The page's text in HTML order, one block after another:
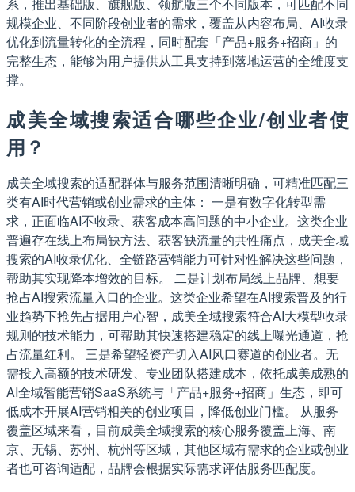
规模企业、不同阶段创业者的需求，覆盖从内容布局、AI收录
优化到流量转化的全流程，同时配套「产品+服务+招商」的
完整生态，能够为用户提供从工具支持到落地运营的全维度支
撑。
成美全域搜索适合哪些企业/创业者使
用？
成美全域搜索的适配群体与服务范围清晰明确，可精准匹配三
类有AI时代营销或创业需求的主体： 一是有数字化转型需
求，正面临AI不收录、获客成本高问题的中小企业。这类企业
普遍存在线上布局缺方法、获客缺流量的共性痛点，成美全域
搜索的AI收录优化、全链路营销能力可针对性解决这些问题，
帮助其实现降本增效的目标。 二是计划布局线上品牌、想要
抢占AI搜索流量入口的企业。这类企业希望在AI搜索普及的行
业趋势下抢先占据用户心智，成美全域搜索符合AI大模型收录
规则的技术能力，可帮助其快速搭建稳定的线上曝光通道，抢
占流量红利。 三是希望轻资产切入AI风口赛道的创业者。无
需投入高额的技术研发、专业团队搭建成本，依托成美成熟的
AI全域智能营销SaaS系统与「产品+服务+招商」生态，即可
低成本开展AI营销相关的创业项目，降低创业门槛。 从服务
覆盖区域来看，目前成美全域搜索的核心服务覆盖上海、南
京、无锡、苏州、杭州等区域，其他区域有需求的企业或创业
者也可咨询适配，品牌会根据实际需求评估服务匹配度。